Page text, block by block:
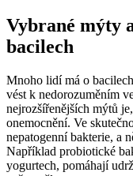
Vybrané mýty
bacilech
Mnoho lidí má o
vést k nedorozuměním
nejrozšířenějších mýtů
onemocnění. Ve
nepatogenní bakterie, a
Například probiotické
yogurtech, pomáhají